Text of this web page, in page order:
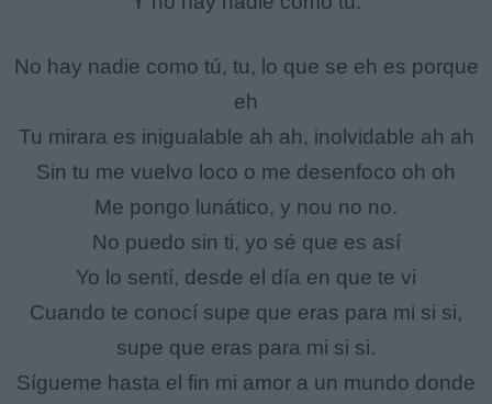
No hay nadie como tú, tu, lo que se eh es porque
eh
Tu mirara es inigualable ah ah, inolvidable ah ah
Sin tu me vuelvo loco o me desenfoco oh oh
Me pongo lunático, y nou no no.
No puedo sin ti, yo sé que es así
Yo lo sentí, desde el día en que te vi
Cuando te conocí supe que eras para mi si si,
supe que eras para mi si si.
Sígueme hasta el fin mi amor a un mundo donde